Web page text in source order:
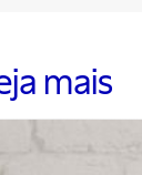
mais